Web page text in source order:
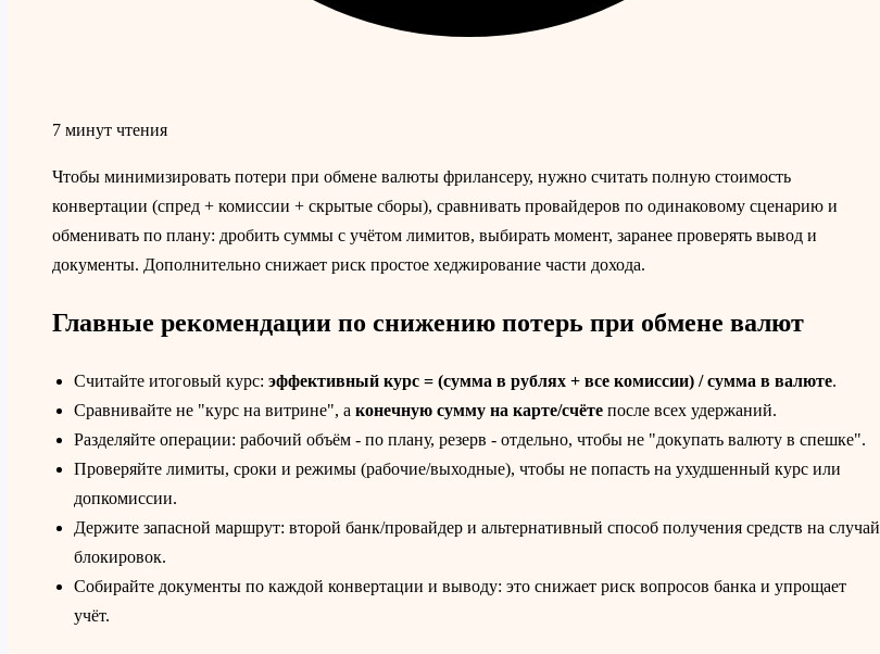
7 минут чтения
Чтобы минимизировать потери при обмене валюты фрилансеру, нужно считать полную стоимость
конвертации (спред + комиссии + скрытые сборы), сравнивать провайдеров по одинаковому сценарию и
обменивать по плану: дробить суммы с учётом лимитов, выбирать момент, заранее проверять вывод и
документы. Дополнительно снижает риск простое хеджирование части дохода.
Главные рекомендации по снижению потерь при обмене валют
Считайте итоговый курс: эффективный курс = (сумма в рублях + все комиссии) / сумма в валюте.
Сравнивайте не "курс на витрине", а конечную сумму на карте/счёте после всех удержаний.
Разделяйте операции: рабочий объём - по плану, резерв - отдельно, чтобы не "докупать валюту в спешке".
Проверяйте лимиты, сроки и режимы (рабочие/выходные), чтобы не попасть на ухудшенный курс или
допкомиссии.
Держите запасной маршрут: второй банк/провайдер и альтернативный способ получения средств на случай
блокировок.
Собирайте документы по каждой конвертации и выводу: это снижает риск вопросов банка и упрощает
учёт.